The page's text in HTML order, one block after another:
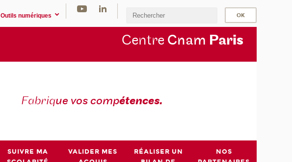
Outils numériques
Centre Cnam Paris
Fabrique vos compétences.
SUIVRE MA
VALIDER MES
RÉALISER UN
NOS